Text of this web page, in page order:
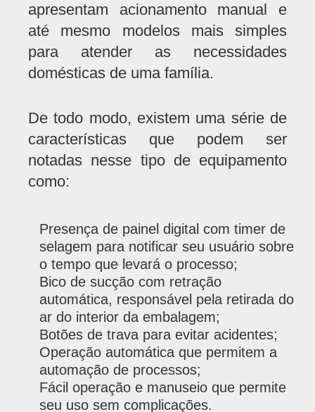
apresentam acionamento manual e
até mesmo modelos mais simples
para atender as necessidades
domésticas de uma família.
De todo modo, existem uma série de
características que podem ser
notadas nesse tipo de equipamento
como:
Presença de painel digital com timer de
selagem para notificar seu usuário sobre
o tempo que levará o processo;
Bico de sucção com retração
automática, responsável pela retirada do
ar do interior da embalagem;
Botões de trava para evitar acidentes;
Operação automática que permitem a
automação de processos;
Fácil operação e manuseio que permite
seu uso sem complicações.